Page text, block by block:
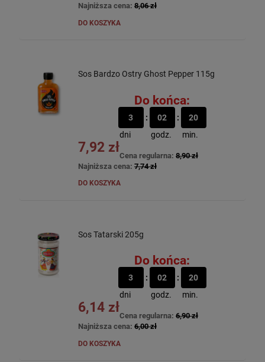
Najniższa cena: 8,06 zł
DO KOSZYKA
Sos Bardzo Ostry Ghost Pepper 115g
Do końca:
3
dni
02
godz.
20
min.
7,92 zł
Cena regularna: 8,90 zł
Najniższa cena: 7,74 zł
DO KOSZYKA
Sos Tatarski 205g
Do końca:
3
dni
02
godz.
20
min.
6,14 zł
Cena regularna: 6,90 zł
Najniższa cena: 6,00 zł
DO KOSZYKA